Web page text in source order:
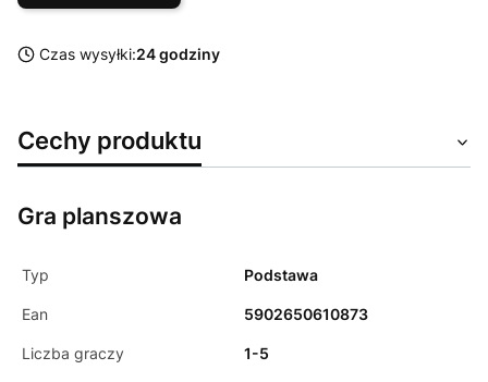
Czas wysyłki:24 godziny
Cechy produktu
Gra planszowa
Typ Podstawa
Ean 5902650610873
Liczba graczy 1-5